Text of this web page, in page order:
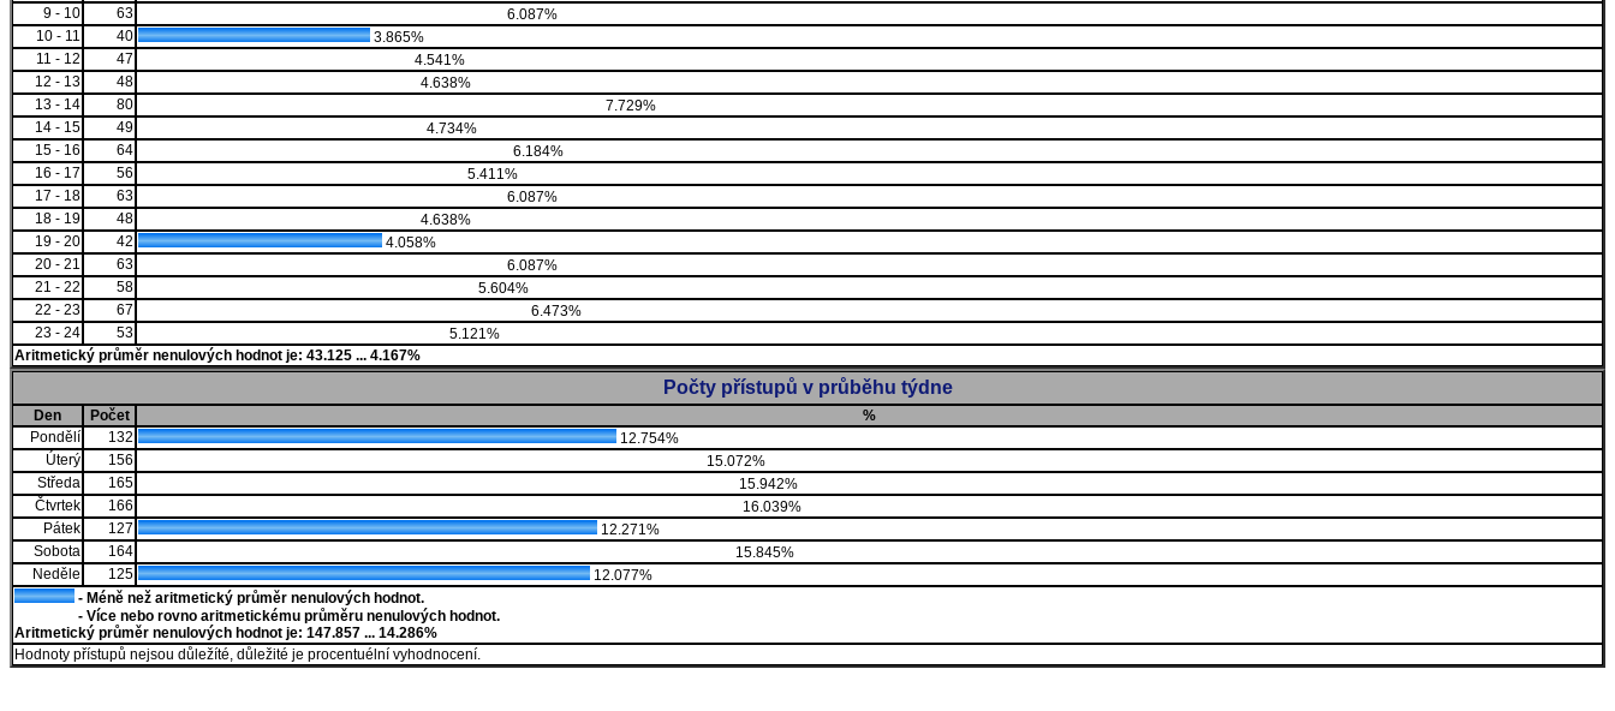
9 - 10
63
6.087%
10 - 11
40
3.865%
11 - 12
47
4.541%
12 - 13
48
4.638%
13 - 14
80
7.729%
14 - 15
49
4.734%
15 - 16
64
6.184%
16 - 17
56
5.411%
17 - 18
63
6.087%
18 - 19
48
4.638%
19 - 20
42
4.058%
20 - 21
63
6.087%
21 - 22
58
5.604%
22 - 23
67
6.473%
23 - 24
53
5.121%
Aritmetický průměr nenulových hodnot je: 43.125 ... 4.167%
Počty přístupů v průběhu týdne
Den Počet
%
Pondělí
132
12.754%
Úterý
156
15.072%
Středa
165
15.942%
Čtvrtek
166
16.039%
Pátek
127
12.271%
Sobota
164
15.845%
Neděle
125
12.077%
- Méně než aritmetický průměr nenulových hodnot.
- Více nebo rovno aritmetickému průměru nenulových hodnot.
Aritmetický průměr nenulových hodnot je: 147.857 ... 14.286%
Hodnoty přístupů nejsou důležíté, důležité je procentuélní vyhodnocení.